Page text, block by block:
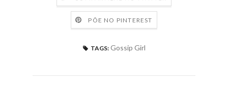
PÕE NO PINTEREST
TAGS: Gossip Girl